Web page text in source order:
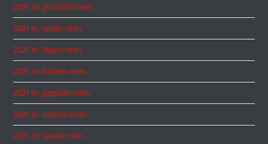
2021 m. gruodžio mėn.
2021 m. spalio mėn.
2021 m. liepos mėn.
2021 m. birželio mėn.
2021 m. gegužės mėn.
2021 m. vasario mėn.
2021 m. sausio mėn.